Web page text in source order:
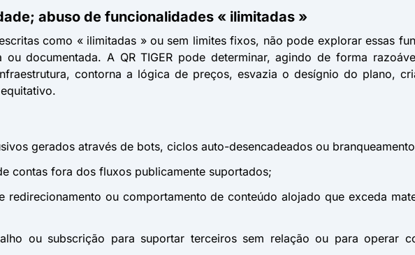
abuso de funcionalidades « ilimitadas »
como « ilimitadas » ou sem limites fixos, não pode explorar essas
documentada. A QR TIGER pode determinar, agindo de forma
contorna a lógica de preços, esvazia o desígnio do plano,
gerados através de bots, ciclos auto-desencadeados ou
contas fora dos fluxos publicamente suportados;
redirecionamento ou comportamento de conteúdo alojado que exceda
ou subscrição para suportar terceiros sem relação ou para operar